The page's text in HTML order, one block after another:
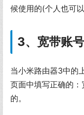
候使用的(个人也可以
3、宽带账
当小米路由器3中的
页面中填写正确的
的。